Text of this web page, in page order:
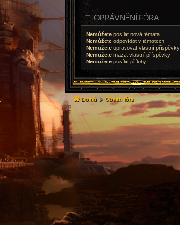
OPRÁVNĚNÍ FÓRA
Nemůžete posílat nová témata
Nemůžete odpovídat v tématech
Nemůžete upravovat vlastní příspěvky
Nemůžete mazat vlastní příspěvky
Nemůžete posílat přílohy
Domů Obsah fóra